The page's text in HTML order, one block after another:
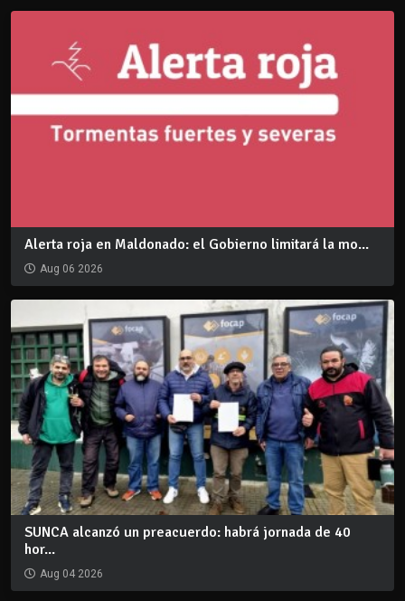
Alerta roja en Maldonado: el Gobierno limitará la mo...
Aug 06 2026
SUNCA alcanzó un preacuerdo: habrá jornada de 40
hor...
Aug 04 2026